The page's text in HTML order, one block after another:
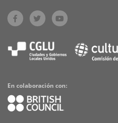
En colaboración con: